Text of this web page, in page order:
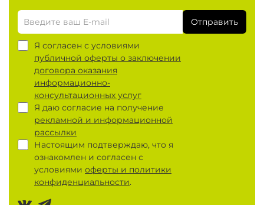
Отправить
Я согласен с условиями
публичной оферты о заключении
договора оказания
информационно-
консультационных услуг
Я даю согласие на получение
рекламной и информационной
рассылки
Настоящим подтверждаю, что я
ознакомлен и согласен с
условиями оферты и политики
конфиденциальности.